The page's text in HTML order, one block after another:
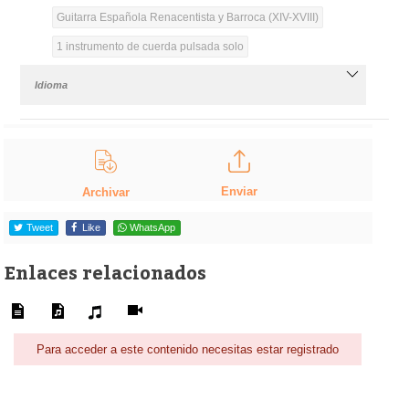
Guitarra Española Renacentista y Barroca (XIV-XVIII)
1 instrumento de cuerda pulsada solo
Idioma
Archivar Enviar
Tweet Like WhatsApp
Enlaces relacionados
Para acceder a este contenido necesitas estar registrado